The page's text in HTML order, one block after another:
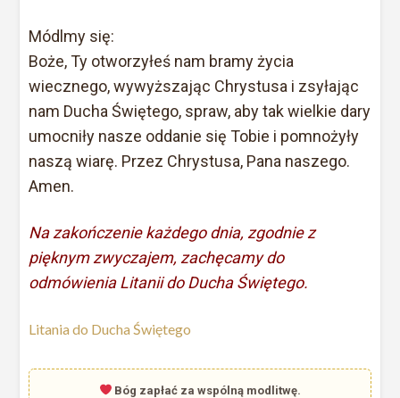
Módlmy się:
Boże, Ty otworzyłeś nam bramy życia
wiecznego, wywyższając Chrystusa i zsyłając
nam Ducha Świętego, spraw, aby tak wielkie dary
umocniły nasze oddanie się Tobie i pomnożyły
naszą wiarę. Przez Chrystusa, Pana naszego.
Amen.
Na zakończenie każdego dnia, zgodnie z
pięknym zwyczajem, zachęcamy do
odmówienia Litanii do Ducha Świętego.
Litania do Ducha Świętego
Bóg zapłać za wspólną modlitwę.